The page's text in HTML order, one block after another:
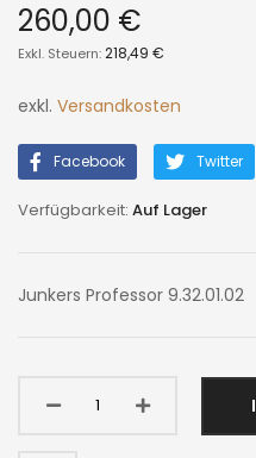
images
gallery
260,00 €
218,49 €
exkl. Versandkosten
Facebook Twitter
Auf Lager
Junkers Professor 9.32.01.02